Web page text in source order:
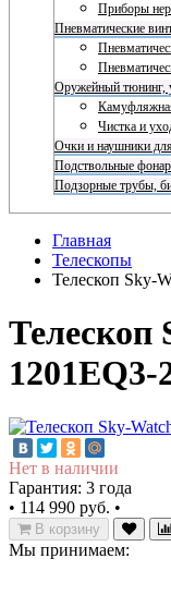
Приборы
Пневматические
Оружейный тюнинг,
Чистка и
Очки и наушники
Подствольные
Подзорные трубы,
Главная
Телескопы
Телескоп Sky-
Телескоп
1201EQ3-
Нет в наличии
Гарантия: 3 года
• 114 990 руб. •
В корзину
Мы принимаем: